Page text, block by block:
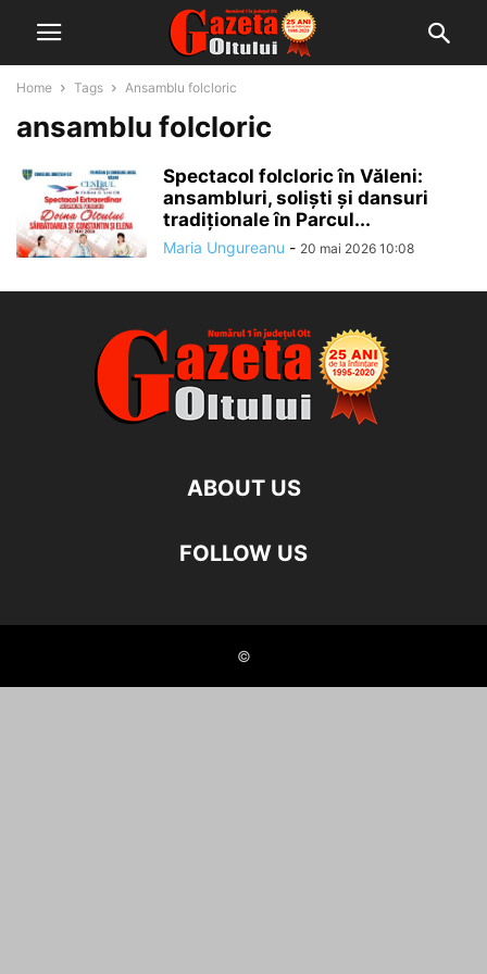
Home Tags Ansamblu folcloric
ansamblu folcloric
Spectacol folcloric în Văleni:
ansambluri, soliști și dansuri
tradiționale în Parcul...
Maria Ungureanu - 20 mai 2026 10:08
ABOUT US
FOLLOW US
©